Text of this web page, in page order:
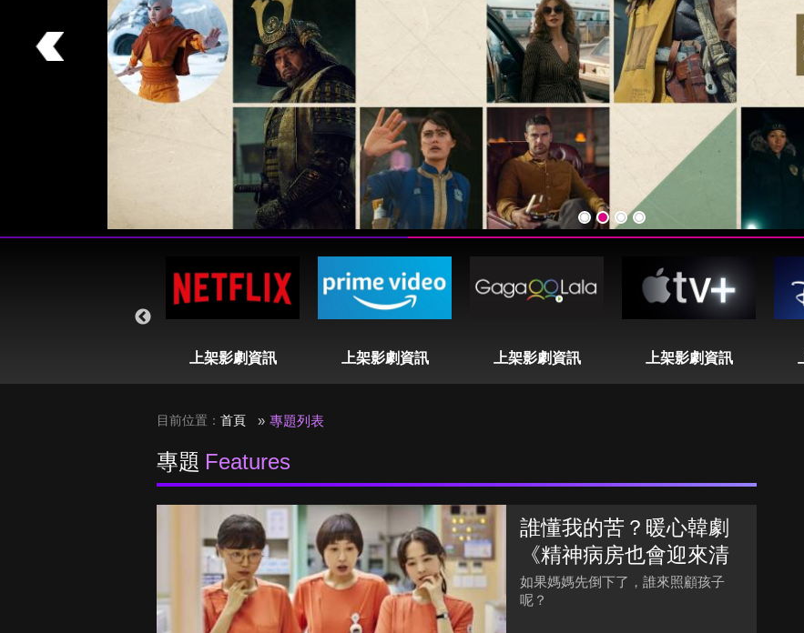
Previous
上架影劇資訊 上架影劇資訊 上架影劇資訊 上架影劇資訊
目前位置： 首頁 專題列表
專題 Features
誰懂我的苦？暖心韓劇
《精神病房也會迎來清
晨》看哭職場媽媽
如果媽媽先倒下了，誰來照顧孩子
呢？